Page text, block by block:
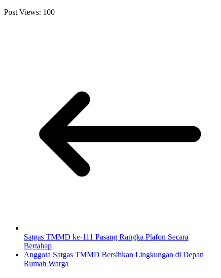
Post Views: 100
Satgas TMMD ke-111 Pasang Rangka Plafon Secara
Bertahap
Anggota Satgas TMMD Bersihkan Lingkungan di Depan
Rumah Warga